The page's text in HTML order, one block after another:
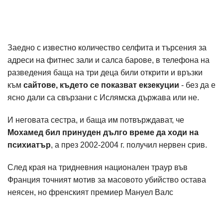
Заедно с известно количество селфита и търсения за
адреси на фитнес зали и салса барове, в телефона на
разведения баща на три деца били открити и връзки
към сайтове, където се показват екзекуции - без да е
ясно дали са свързани с Ислямска държава или не.
И неговата сестра, и баща им потвърждават, че
Мохамед бил принуден дълго време да ходи на
психиатър, а през 2002-2004 г. получил нервен срив.
След края на тридневния национален траур във
Франция точният мотив за масовото убийство остава
неясен, но френският премиер Мануел Валс